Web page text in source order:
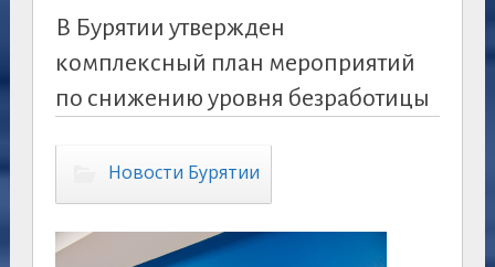
В Бурятии утвержден
комплексный план мероприятий
по снижению уровня безработицы
Новости Бурятии